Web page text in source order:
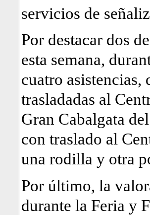
servicios de
Por destacar dos
esta semana,
cuatro asistencias,
trasladadas al
Gran Cabalgata
con traslado al
una rodilla y otra
Por último, la
durante la Feria y